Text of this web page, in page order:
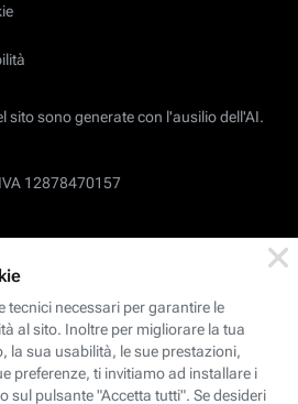
sito sono generate con l'ausilio dell'AI.
12878470157